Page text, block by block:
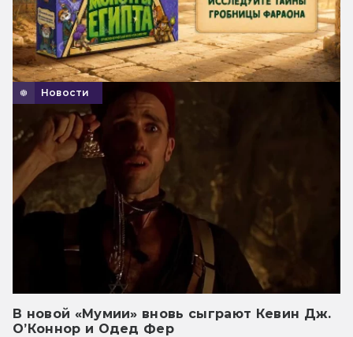
Новости
В новой «Мумии» вновь сыграют Кевин Дж.
О’Коннор и Одед Фер